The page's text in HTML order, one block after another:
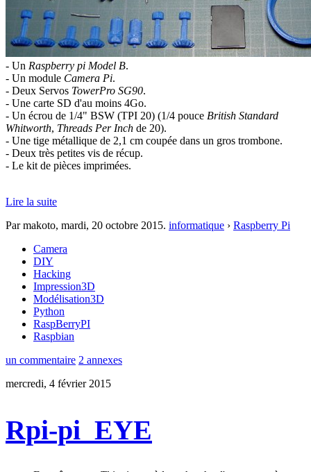
- Un Raspberry pi Model B.
- Un module Camera Pi.
- Deux Servos TowerPro SG90.
- Une carte SD d'au moins 4Go.
- Un écrou de 1/4" BSW (TPI 20) (1/4 pouce British Standard
Whitworth, Threads Per Inch de 20).
- Une tige métallique de 2,1 cm coupée dans un gros trombone.
- Deux très petites vis de récup.
- Le kit de pièces imprimées.
Lire la suite
Par makoto, mardi, 20 octobre 2015. informatique › Raspberry Pi
Camera
DIY
Hacking
Impression3D
Modélisation3D
Python
RaspBerryPI
Raspbian
un commentaire 2 annexes
mercredi, 4 février 2015
Rpi-pi_EYE